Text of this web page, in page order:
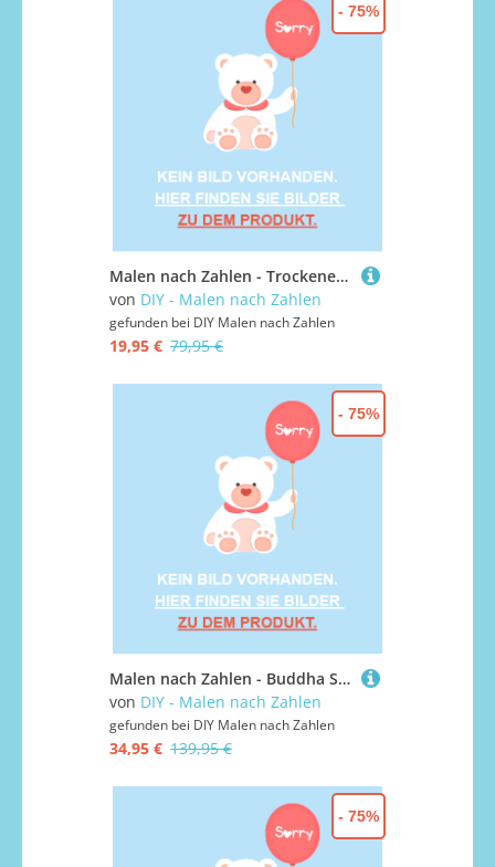
Malen nach Zahlen - Trockener Lavendelbund, ohne Rahmen
von DIY - Malen nach Zahlen
gefunden bei DIY Malen nach Zahlen
19,95 € 79,95 €
- 75%
Malen nach Zahlen - Buddha Statue in Bangkok, mit Rahmen
von DIY - Malen nach Zahlen
gefunden bei DIY Malen nach Zahlen
34,95 € 139,95 €
- 75%
- 75%